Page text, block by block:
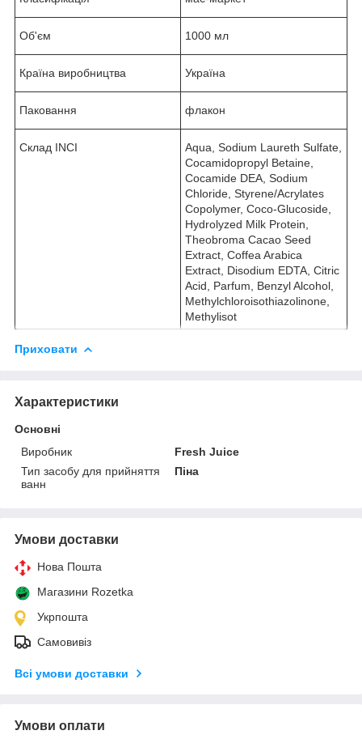
Об'єм 1000 мл
Країна виробництва Україна
Паковання флакон
Склад INCI
Aqua, Sodium Laureth Sulfate,
Cocamidopropyl Betaine,
Cocamide DEA, Sodium
Chloride, Styrene/Acrylates
Copolymer, Coco-Glucoside,
Hydrolyzed Milk Protein,
Theobroma Cacao Seed
Extract, Coffea Arabica
Extract, Disodium EDTA, Citric
Acid, Parfum, Benzyl Alcohol,
Methylchloroisothiazolinone,
Methylisot
Приховати
Характеристики
Основні
Виробник
Fresh Juice
Тип засобу для прийняття
ванн
Піна
Умови доставки
Нова Пошта
Магазини Rozetka
Укрпошта
Самовивіз
Всі умови доставки
Умови оплати